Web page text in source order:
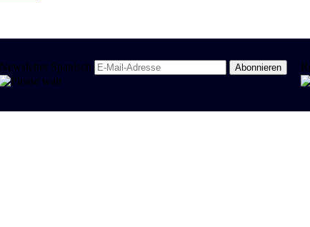
Newsletter Spanisch